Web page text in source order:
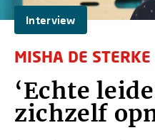
Interview
MISHA DE STERKE
‘Echte
zichzelf